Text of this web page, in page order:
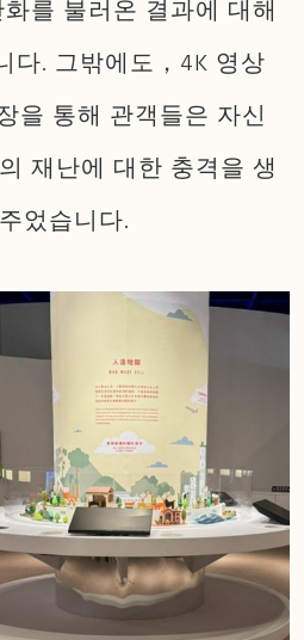
를 불러온 결과에 대해
다. 그밖에도，4K 영상
을 통해 관객들은 자신
재난에 대한 충격을 생
었습니다.